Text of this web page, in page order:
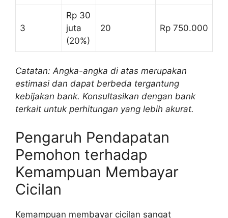
3
Rp 30
juta
(20%)
20 Rp 750.000
Catatan: Angka-angka di atas merupakan
estimasi dan dapat berbeda tergantung
kebijakan bank. Konsultasikan dengan bank
terkait untuk perhitungan yang lebih akurat.
Pengaruh Pendapatan
Pemohon terhadap
Kemampuan Membayar
Cicilan
Kemampuan membayar cicilan sangat